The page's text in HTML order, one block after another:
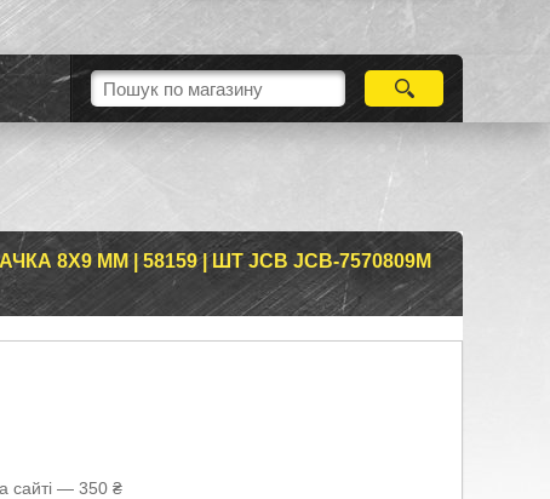
8Х9 ММ | 58159 | ШТ JCB JCB-7570809M
сайті — 350 ₴